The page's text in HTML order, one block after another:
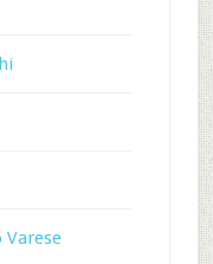
Varese